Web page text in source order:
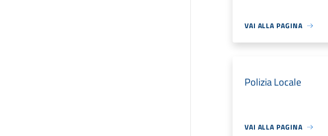
VAI ALLA PAGINA
Polizia Locale
VAI ALLA PAGINA